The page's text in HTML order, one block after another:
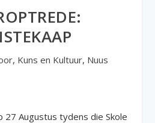
, Kuns en Kultuur, Nuus
Augustus tydens die Skole